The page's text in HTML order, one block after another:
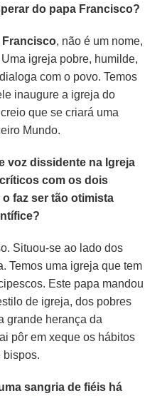
do papa Francisco?
Francisco, não é um nome,
igreja pobre, humilde,
com o povo. Temos
inaugure a igreja do
que se criará uma
Mundo.
voz dissidente na Igreja
com os dois
faz ser tão otimista
Situou-se ao lado dos
Temos uma igreja que tem
Este papa mandou
de igreja, dos pobres
grande herança da
pôr em xeque os hábitos
bispos.
sangria de fiéis há